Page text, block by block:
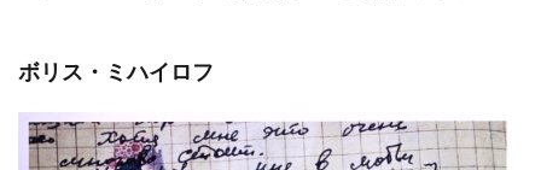
ボリス・ミハイロフ